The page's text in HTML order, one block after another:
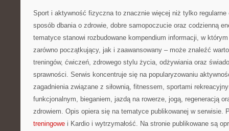
Sport i aktywność fizyczna to znacznie więcej niż tylko
sposób dbania o zdrowie, dobre samopoczucie oraz codzienną
tematyce stanowi rozbudowane kompendium informacji, w
zarówno początkujący, jak i zaawansowany – może znaleźć
treningów, ćwiczeń, zdrowego stylu życia, odżywiania oraz
sprawności. Serwis koncentruje się na popularyzowaniu
zagadnienia związane z siłownią, fitnessem, sportami
funkcjonalnym, bieganiem, jazdą na rowerze, jogą, regeneracją
zdrowiem. Opis opiera się na tematyce publikowanej w serwisie.
treningowe i Kardio i wytrzymałość. Na stronie publikowane są